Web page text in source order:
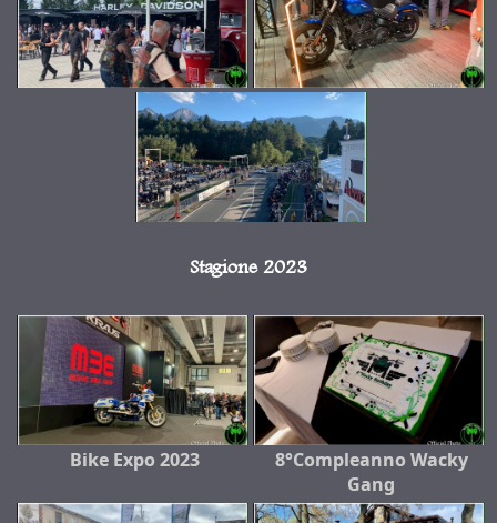
Stagione 2023
Bike Expo 2023
8°Compleanno Wacky
Gang